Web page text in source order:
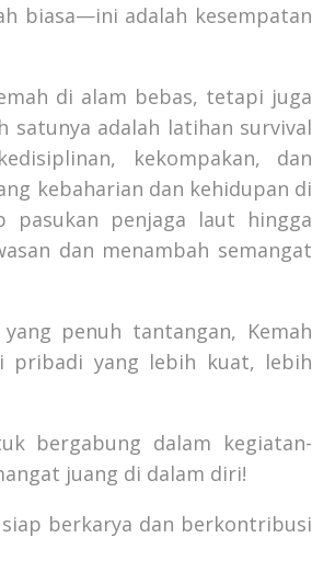
biasa—ini adalah kesempatan
di alam bebas, tetapi juga
satunya adalah latihan survival
kekompakan, dan
kebaharian dan kehidupan di
pasukan penjaga laut hingga
dan menambah semangat
penuh tantangan, Kemah
pribadi yang lebih kuat, lebih
bergabung dalam kegiatan-
juang di dalam diri!
berkarya dan berkontribusi